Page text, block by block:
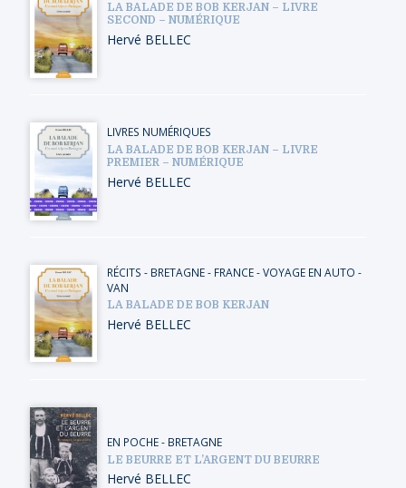
LA BALADE DE BOB KERJAN – LIVRE
SECOND – NUMÉRIQUE
Hervé BELLEC
LIVRES NUMÉRIQUES
LA BALADE DE BOB KERJAN – LIVRE
PREMIER – NUMÉRIQUE
Hervé BELLEC
RÉCITS - BRETAGNE- FRANCE-VOYAGE EN AUTO -
VAN
LA BALADE DE BOB KERJAN
Hervé BELLEC
EN POCHE- BRETAGNE
LE BEURRE ET L’ARGENT DU BEURRE
Hervé BELLEC